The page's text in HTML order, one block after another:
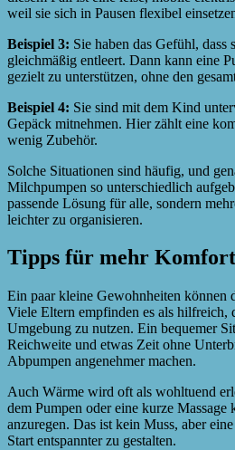
weil sie sich in Pausen flexibel
Beispiel 3: Sie haben das Gefühl,
gleichmäßig entleert. Dann kann eine
gezielt zu unterstützen, ohne den
Beispiel 4: Sie sind mit dem Kind
Gepäck mitnehmen. Hier zählt eine
wenig Zubehör.
Solche Situationen sind häufig, und
Milchpumpen so unterschiedlich
passende Lösung für alle, sondern
leichter zu organisieren.
Tipps für mehr
Ein paar kleine Gewohnheiten können
Viele Eltern empfinden es als hilfreich,
Umgebung zu nutzen. Ein bequemer
Reichweite und etwas Zeit ohne
Abpumpen angenehmer machen.
Auch Wärme wird oft als wohltuend
dem Pumpen oder eine kurze
anzuregen. Das ist kein Muss, aber
Start entspannter zu gestalten.